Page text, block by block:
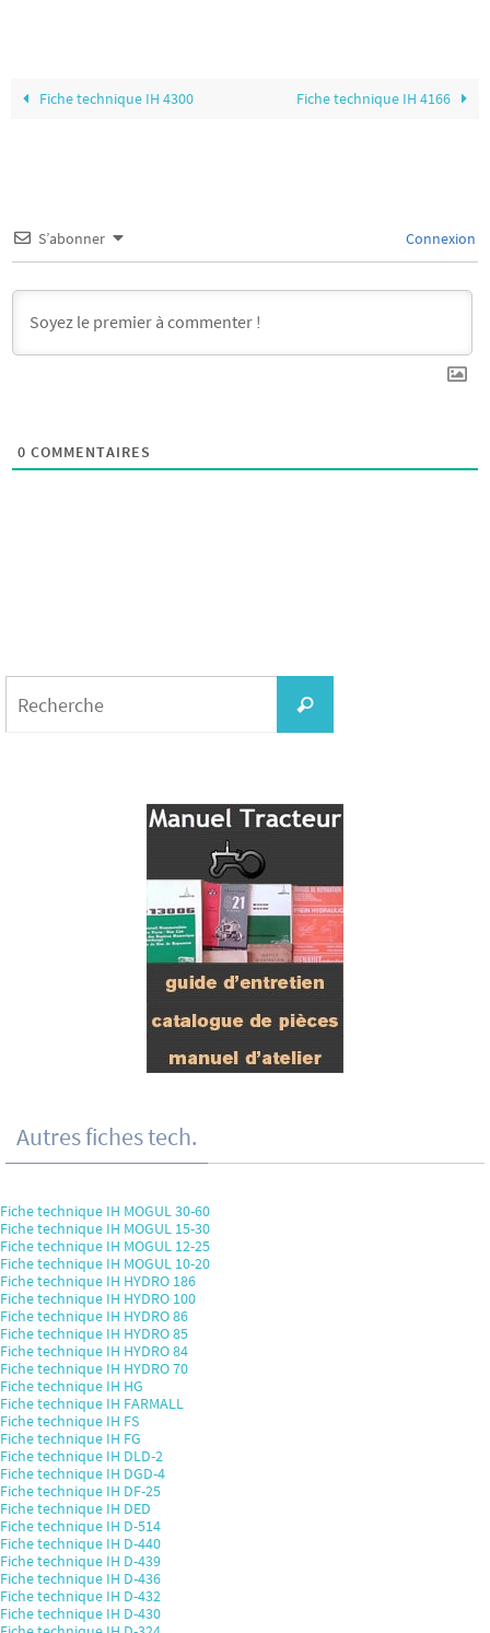
Fiche technique IH 4300 Fiche technique IH 4166
S’abonner Connexion
0 COMMENTAIRES
Recherche
Autres fiches tech.
Fiche technique IH MOGUL 30-60
Fiche technique IH MOGUL 15-30
Fiche technique IH MOGUL 12-25
Fiche technique IH MOGUL 10-20
Fiche technique IH HYDRO 186
Fiche technique IH HYDRO 100
Fiche technique IH HYDRO 86
Fiche technique IH HYDRO 85
Fiche technique IH HYDRO 84
Fiche technique IH HYDRO 70
Fiche technique IH HG
Fiche technique IH FARMALL
Fiche technique IH FS
Fiche technique IH FG
Fiche technique IH DLD-2
Fiche technique IH DGD-4
Fiche technique IH DF-25
Fiche technique IH DED
Fiche technique IH D-514
Fiche technique IH D-440
Fiche technique IH D-439
Fiche technique IH D-436
Fiche technique IH D-432
Fiche technique IH D-430